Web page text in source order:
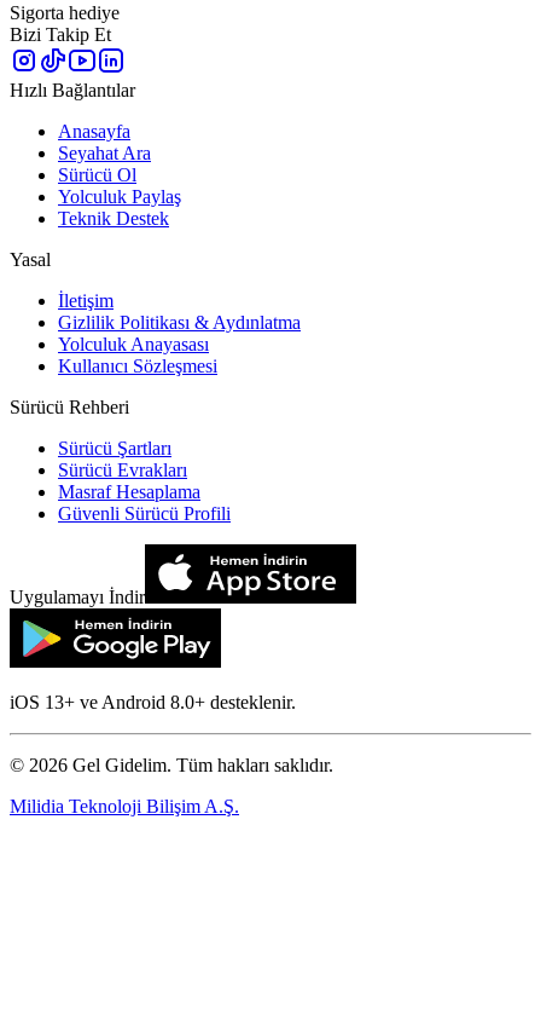
Sigorta hediye
Bizi Takip Et
Hızlı Bağlantılar
Anasayfa
Seyahat Ara
Sürücü Ol
Yolculuk Paylaş
Teknik Destek
Yasal
İletişim
Gizlilik Politikası & Aydınlatma
Yolculuk Anayasası
Kullanıcı Sözleşmesi
Sürücü Rehberi
Sürücü Şartları
Sürücü Evrakları
Masraf Hesaplama
Güvenli Sürücü Profili
Uygulamayı İndir
iOS 13+ ve Android 8.0+ desteklenir.
© 2026 Gel Gidelim. Tüm hakları saklıdır.
Milidia Teknoloji Bilişim A.Ş.